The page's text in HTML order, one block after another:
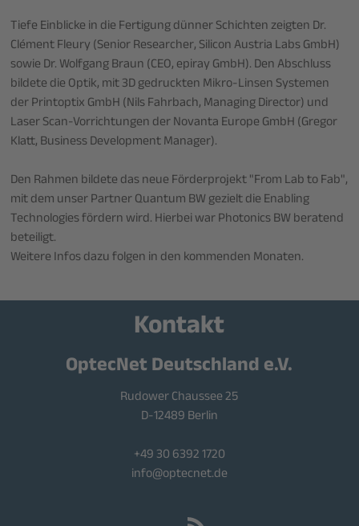
Tiefe Einblicke in die Fertigung dünner Schichten zeigten Dr.
Clément Fleury (Senior Researcher, Silicon Austria Labs GmbH)
sowie Dr. Wolfgang Braun (CEO, epiray GmbH). Den Abschluss
bildete die Optik, mit 3D gedruckten Mikro-Linsen Systemen
der Printoptix GmbH (Nils Fahrbach, Managing Director) und
Laser Scan-Vorrichtungen der Novanta Europe GmbH (Gregor
Klatt, Business Development Manager).
Den Rahmen bildete das neue Förderprojekt "From Lab to Fab",
mit dem unser Partner Quantum BW gezielt die Enabling
Technologies fördern wird. Hierbei war Photonics BW beratend
beteiligt.
Weitere Infos dazu folgen in den kommenden Monaten.
Kontakt
OptecNet Deutschland e.V.
Rudower Chaussee 25
D-12489 Berlin
+49 30 6392 1720
info@optecnet.de